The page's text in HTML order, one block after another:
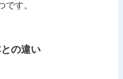
です。
の違い